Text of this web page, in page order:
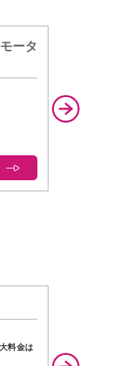
ータ
駐車場形態
料金は
繰り返し適